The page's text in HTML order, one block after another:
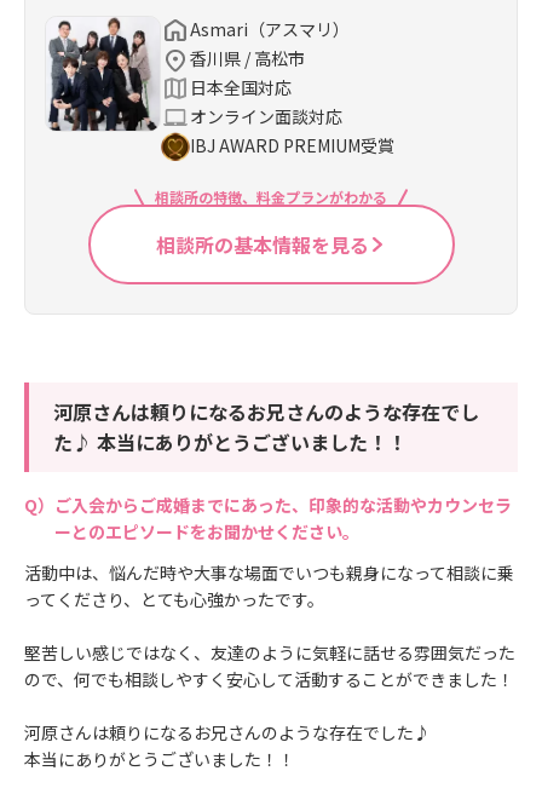
Asmari（アスマリ）
香川県 / 高松市
日本全国対応
オンライン面談対応
IBJ AWARD PREMIUM受賞
相談所の特徴、料金プランがわかる
相談所の基本情報を見る
河原さんは頼りになるお兄さんのような存在でし
た♪ 本当にありがとうございました！！
ご入会からご成婚までにあった、印象的な活動やカウンセラ
ーとのエピソードをお聞かせください。
活動中は、悩んだ時や大事な場面でいつも親身になって相談に乗
ってくださり、とても心強かったです。
堅苦しい感じではなく、友達のように気軽に話せる雰囲気だった
ので、何でも相談しやすく安心して活動することができました！
河原さんは頼りになるお兄さんのような存在でした♪
本当にありがとうございました！！